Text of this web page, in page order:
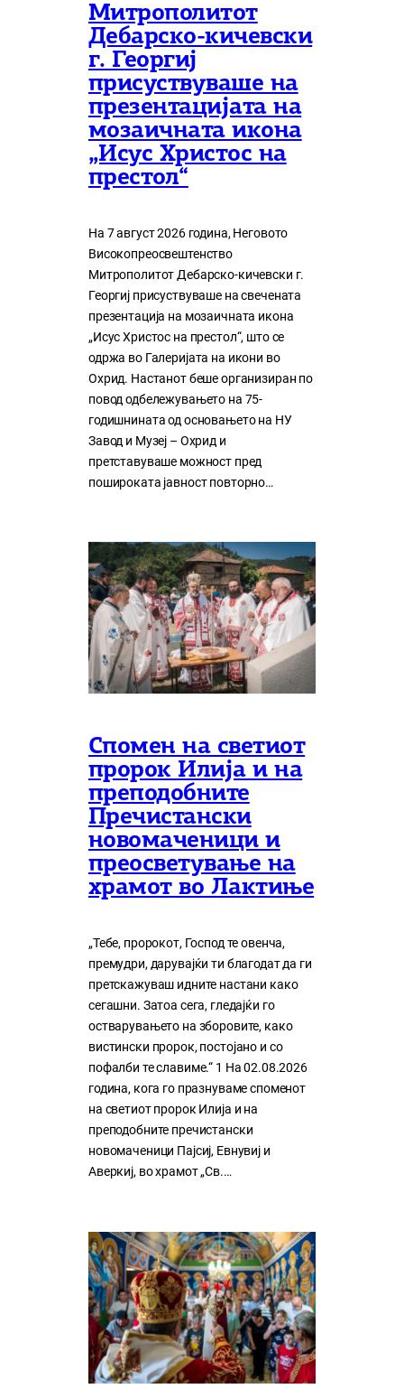
Митрополитот
Дебарско-кичевски
г. Георгиј
присуствуваше на
презентацијата на
мозаичната икона
„Исус Христос на
престол“
На 7 август 2026 година, Неговото
Високопреосвештенство
Митрополитот Дебарско-кичевски г.
Георгиј присуствуваше на свечената
презентација на мозаичната икона
„Исус Христос на престол“, што се
одржа во Галеријата на икони во
Охрид. Настанот беше организиран по
повод одбележувањето на 75-
годишнината од основањето на НУ
Завод и Музеј – Охрид и
претставуваше можност пред
пошироката јавност повторно…
Спомен на светиот
пророк Илија и на
преподобните
Пречистански
новомаченици и
преосветување на
храмот во Лактиње
„Тебе, пророкот, Господ те овенча,
премудри, дарувајќи ти благодат да ги
претскажуваш идните настани како
сегашни. Затоа сега, гледајќи го
остварувањето на зборовите, како
вистински пророк, постојано и со
пофалби те славиме.“ 1 На 02.08.2026
година, кога го празнуваме споменот
на светиот пророк Илија и на
преподобните пречистански
новомаченици Пајсиј, Евнувиј и
Аверкиј, во храмот „Св.…